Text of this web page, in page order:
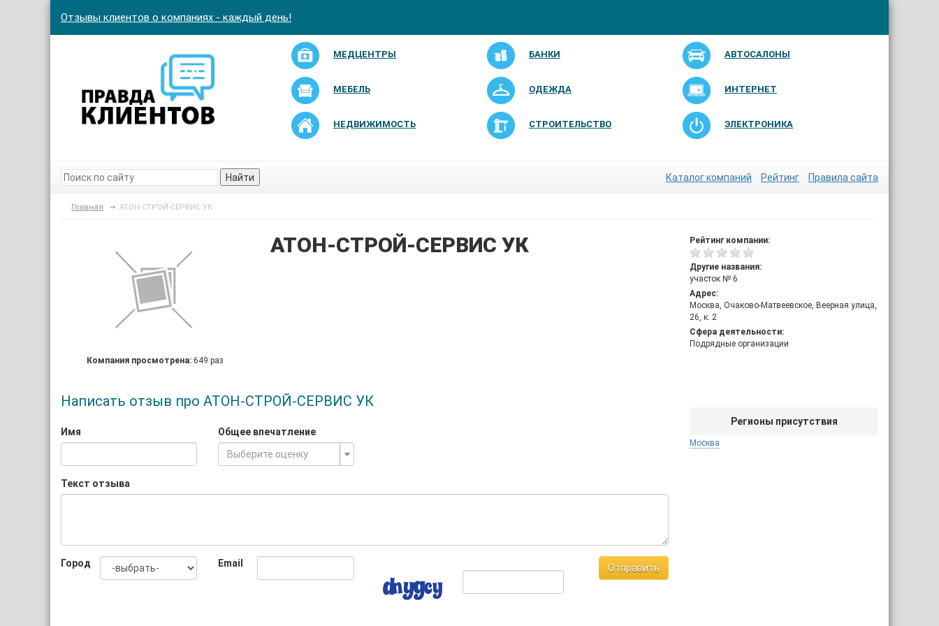
Отзывы клиентов о компаниях - каждый день!
МЕДЦЕНТРЫ БАНКИ АВТОСАЛОНЫ
МЕБЕЛЬ ОДЕЖДА ИНТЕРНЕТ
НЕДВИЖИМОСТЬ СТРОИТЕЛЬСТВО ЭЛЕКТРОНИКА
Найти Каталог компаний Рейтинг Правила сайта
Главная АТОН-СТРОЙ-СЕРВИС УК
Рейтинг компании:
Другие названия:
участок № 6
Адрес:
Москва, Очаково-Матвеевское, Веерная улица,
26, к. 2
Сфера деятельности:
Подрядные организации
Регионы присутствия
Москва
Компания просмотрена: 649 раз
АТОН-СТРОЙ-СЕРВИС УК
Написать отзыв про АТОН-СТРОЙ-СЕРВИС УК
Имя
Общее впечатление
Выберите оценку
Текст отзыва
Город Email Отправить